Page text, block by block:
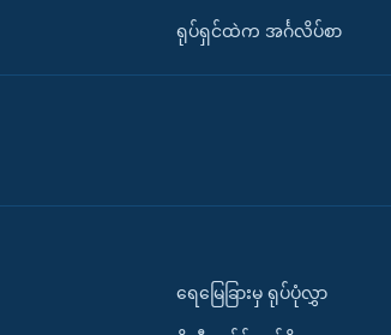
ရုပ်ရှင်ထဲက အင်္ဂလိပ်စာ
ရေမြေခြားမှ ရုပ်ပုံလွှာ